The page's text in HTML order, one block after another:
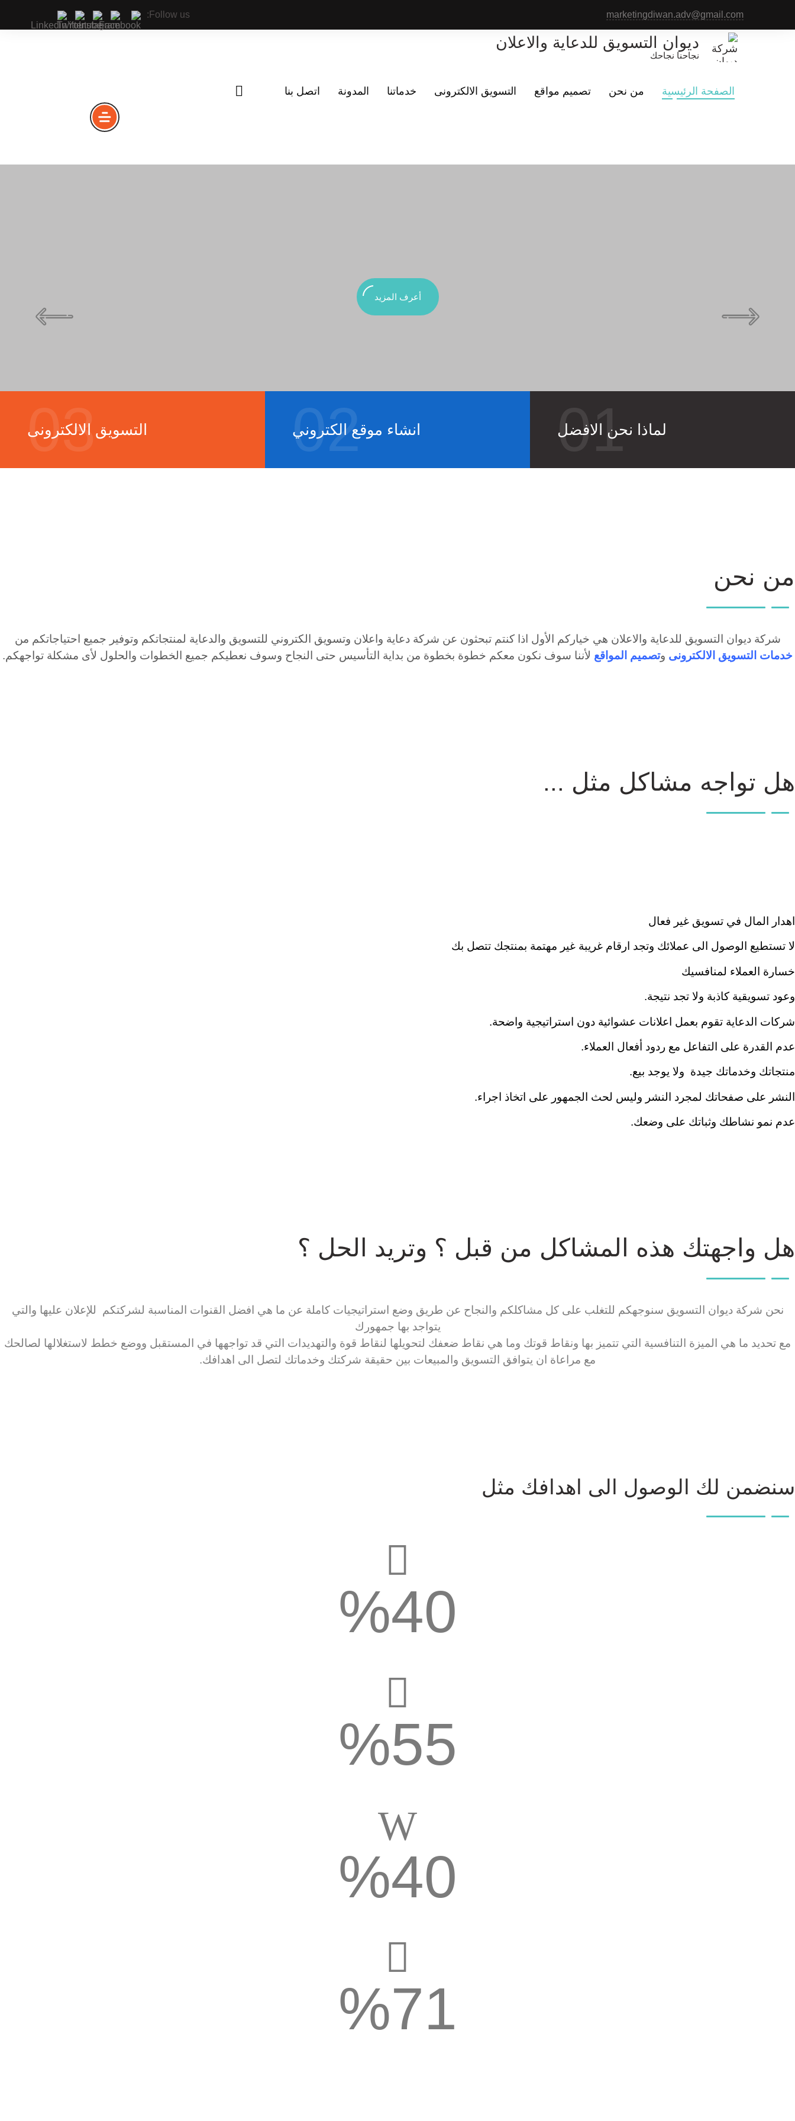
marketingdiwan.adv@gmail.com
Follow us:
ديوان التسويق للدعاية والاعلان
نجاحنا نجاحك
الصفحة الرئيسية من نحن تصميم مواقع التسويق الالكترونى خدماتنا المدونة اتصل بنا
أعرف المزيد
لماذا نحن الافضل
01 انشاء موقع الكتروني
02 التسويق الالكترونى
03
من نحن
شركة ديوان التسويق للدعاية والاعلان هي خياركم الأول اذا كنتم تبحثون عن شركة دعاية واعلان وتسويق الكتروني للتسويق والدعاية لمنتجاتكم وتوفير جميع احتياجاتكم من
خدمات التسويق الالكترونى وتصميم المواقع لأننا سوف نكون معكم خطوة بخطوة من بداية التأسيس حتى النجاح وسوف نعطيكم جميع الخطوات والحلول لأى مشكلة تواجهكم.
هل تواجه مشاكل مثل ...
اهدار المال في تسويق غير فعال
لا تستطيع الوصول الى عملائك وتجد ارقام غريبة غير مهتمة بمنتجك تتصل بك
خسارة العملاء لمنافسيك
وعود تسويقية كاذبة ولا تجد نتيجة.
شركات الدعاية تقوم بعمل اعلانات عشوائية دون استراتيجية واضحة.
عدم القدرة على التفاعل مع ردود أفعال العملاء.
منتجاتك وخدماتك جيدة ولا يوجد بيع.
النشر على صفحاتك لمجرد النشر وليس لحث الجمهور على اتخاذ اجراء.
عدم نمو نشاطك وثباتك على وضعك.
هل واجهتك هذه المشاكل من قبل ؟ وتريد الحل ؟
نحن شركة ديوان التسويق سنوجهكم للتغلب على كل مشاكلكم والنجاح عن طريق وضع استراتيجيات كاملة عن ما هي افضل القنوات المناسبة لشركتكم للإعلان عليها والتي
يتواجد بها جمهورك
مع تحديد ما هي الميزة التنافسية التي تتميز بها ونقاط قوتك وما هي نقاط ضعفك لتحويلها لنقاط قوة والتهديدات التي قد تواجهها في المستقبل ووضع خطط لاستغلالها لصالحك
مع مراعاة ان يتوافق التسويق والمبيعات بين حقيقة شركتك وخدماتك لتصل الى اهدافك.
سنضمن لك الوصول الى اهدافك مثل
40
%
55
%
40
%
71
%